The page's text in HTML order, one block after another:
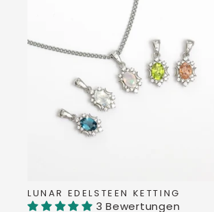
LUNAR EDELSTEEN KETTING
3 Bewertungen